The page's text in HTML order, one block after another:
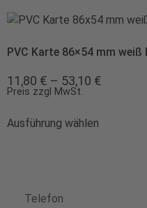
PVC Karte 86×54 mm weiß
11,80 € – 53,10 €
Preis zzgl MwSt.
Ausführung wählen
Telefon